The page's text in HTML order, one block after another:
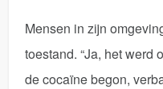
Mensen in zijn
toestand. “Ja, het werd
de cocaïne begon,